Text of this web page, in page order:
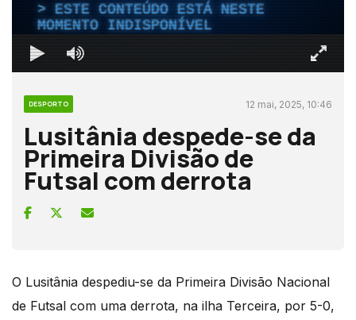
ESTE CONTEÚDO ESTÁ NESTE
MOMENTO INDISPONÍVEL
DESPORTO 12 mai, 2025, 10:46
Lusitânia despede-se da
Primeira Divisão de
Futsal com derrota
O Lusitânia despediu-se da Primeira Divisão Nacional
de Futsal com uma derrota, na ilha Terceira, por 5-0,